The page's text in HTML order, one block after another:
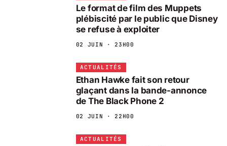
Le format de film des Muppets
plébiscité par le public que Disney
se refuse à exploiter
02 JUIN · 23H00
ACTUALITÉS
Ethan Hawke fait son retour
glaçant dans la bande-annonce
de The Black Phone 2
02 JUIN · 22H00
ACTUALITÉS